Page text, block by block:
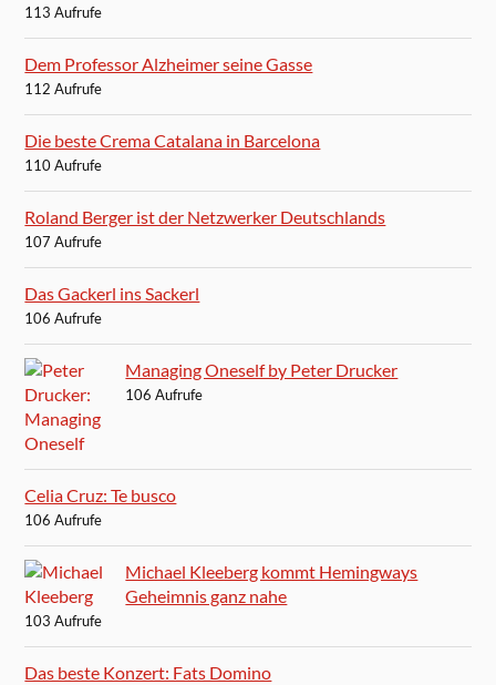
113 Aufrufe
Dem Professor Alzheimer seine Gasse
112 Aufrufe
Die beste Crema Catalana in Barcelona
110 Aufrufe
Roland Berger ist der Netzwerker Deutschlands
107 Aufrufe
Das Gackerl ins Sackerl
106 Aufrufe
Managing Oneself by Peter Drucker
106 Aufrufe
Celia Cruz: Te busco
106 Aufrufe
Michael Kleeberg kommt Hemingways
Geheimnis ganz nahe
103 Aufrufe
Das beste Konzert: Fats Domino